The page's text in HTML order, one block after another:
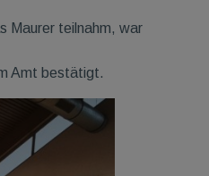
Maurer teilnahm, war
Amt bestätigt.